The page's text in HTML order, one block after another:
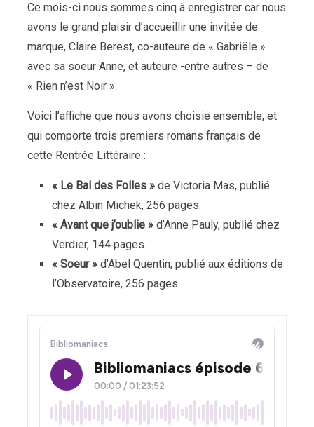
Ce mois-ci nous sommes cinq à enregistrer car nous
avons le grand plaisir d’accueillir une invitée de
marque, Claire Berest, co-auteure de « Gabriële »
avec sa soeur Anne, et auteure -entre autres – de
« Rien n’est Noir ».
Voici l’affiche que nous avons choisie ensemble, et
qui comporte trois premiers romans français de
cette Rentrée Littéraire :
« Le Bal des Folles »de Victoria Mas, publié
chez Albin Michek, 256 pages.
« Avant que j’oublie »d’Anne Pauly, publié chez
Verdier, 144 pages.
« Soeur »d’Abel Quentin, publié aux éditions de
l’Observatoire, 256 pages.